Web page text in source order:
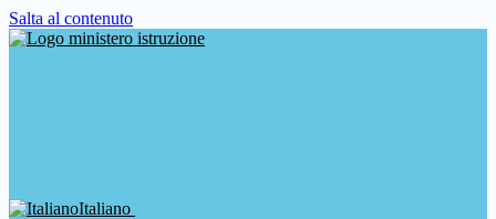
Salta al contenuto
Italiano